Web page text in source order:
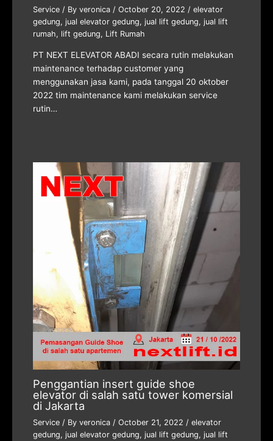
Service / Byveronica /October 20, 2022 /elevator
gedung, jual elevator gedung, jual lift gedung, jual lift
rumah, lift gedung, Lift Rumah
PT NEXT ELEVATOR ABADI secara rutin melakukan
maintenance terhadap customer yang
menggunakan jasa kami, pada tanggal 20 oktober
2022 tim maintenance kami melakukan service
rutin…
Penggantian insert guide shoe
elevator di salah satu tower komersial
di Jakarta
Service / Byveronica /October 21, 2022 /elevator
gedung, jual elevator gedung, jual lift gedung, jual lift